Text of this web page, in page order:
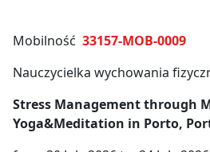
Mobilność 33157-MOB-0009
Nauczycielka wychowania
Stress Management through
Yoga&Meditation in Porto,